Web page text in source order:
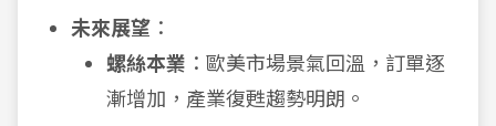
未來展望 ：
螺絲本業 ：歐美市場景氣回溫，訂單逐
漸增加，產業復甦趨勢明朗。